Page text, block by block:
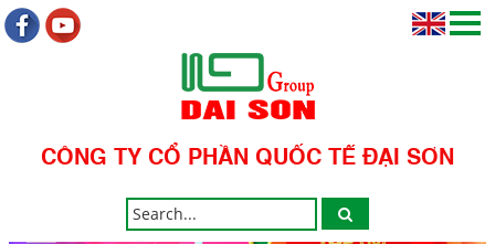
CÔNG TY CỔ PHẦN QUỐC TẾ ĐẠI SƠN